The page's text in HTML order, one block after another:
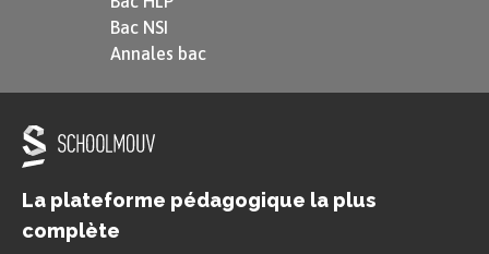
Bac NSI
Annales bac
La plateforme pédagogique la plus
complète